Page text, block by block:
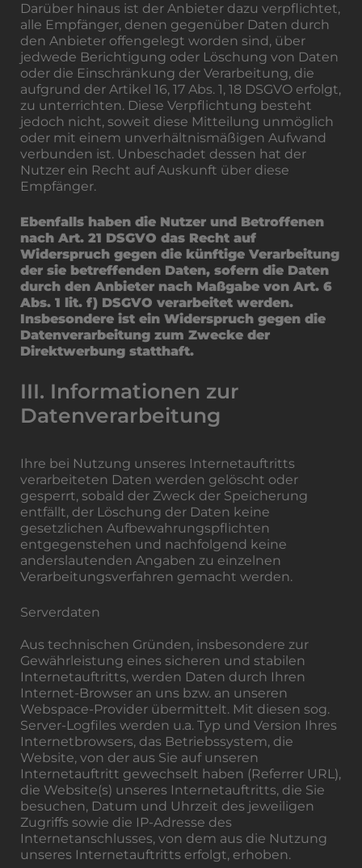
Darüber hinaus ist der Anbieter dazu verpflichtet,
alle Empfänger, denen gegenüber Daten durch
den Anbieter offengelegt worden sind, über
jedwede Berichtigung oder Löschung von Daten
oder die Einschränkung der Verarbeitung, die
aufgrund der Artikel 16, 17 Abs. 1, 18 DSGVO erfolgt,
zu unterrichten. Diese Verpflichtung besteht
jedoch nicht, soweit diese Mitteilung unmöglich
oder mit einem unverhältnismäßigen Aufwand
verbunden ist. Unbeschadet dessen hat der
Nutzer ein Recht auf Auskunft über diese
Empfänger.
Ebenfalls haben die Nutzer und Betroffenen
nach Art. 21 DSGVO das Recht auf
Widerspruch gegen die künftige Verarbeitung
der sie betreffenden Daten, sofern die Daten
durch den Anbieter nach Maßgabe von Art. 6
Abs. 1 lit. f) DSGVO verarbeitet werden.
Insbesondere ist ein Widerspruch gegen die
Datenverarbeitung zum Zwecke der
Direktwerbung statthaft.
III. Informationen zur
Datenverarbeitung
Ihre bei Nutzung unseres Internetauftritts
verarbeiteten Daten werden gelöscht oder
gesperrt, sobald der Zweck der Speicherung
entfällt, der Löschung der Daten keine
gesetzlichen Aufbewahrungspflichten
entgegenstehen und nachfolgend keine
anderslautenden Angaben zu einzelnen
Verarbeitungsverfahren gemacht werden.
Serverdaten
Aus technischen Gründen, insbesondere zur
Gewährleistung eines sicheren und stabilen
Internetauftritts, werden Daten durch Ihren
Internet-Browser an uns bzw. an unseren
Webspace-Provider übermittelt. Mit diesen sog.
Server-Logfiles werden u.a. Typ und Version Ihres
Internetbrowsers, das Betriebssystem, die
Website, von der aus Sie auf unseren
Internetauftritt gewechselt haben (Referrer URL),
die Website(s) unseres Internetauftritts, die Sie
besuchen, Datum und Uhrzeit des jeweiligen
Zugriffs sowie die IP-Adresse des
Internetanschlusses, von dem aus die Nutzung
unseres Internetauftritts erfolgt, erhoben.